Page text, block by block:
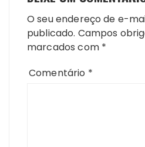
O seu endereço de e-
publicado. Campos
marcados com *
Comentário *